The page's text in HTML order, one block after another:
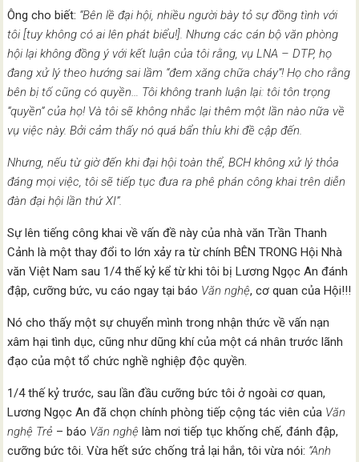
Ông cho biết: “Bên lề đại hội, nhiều người bày tỏ sự đồng tình với
tôi [tuy không có ai lên phát biểu!]. Nhưng các cán bộ văn phòng
hội lại không đồng ý với kết luận của tôi rằng, vụ LNA – DTP, họ
đang xử lý theo hướng sai lầm “đem xăng chữa cháy”! Họ cho rằng
bên bị tố cũng có quyền… Tôi không tranh luận lại: tôi tôn trọng
“quyền” của họ! Và tôi sẽ không nhắc lại thêm một lần nào nữa về
vụ việc này. Bởi cảm thấy nó quá bẩn thỉu khi đề cập đến.
Nhưng, nếu từ giờ đến khi đại hội toàn thể, BCH không xử lý thỏa
đáng mọi việc, tôi sẽ tiếp tục đưa ra phê phán công khai trên diễn
đàn đại hội lần thứ XI”.
Sự lên tiếng công khai về vấn đề này của nhà văn Trần Thanh
Cảnh là một thay đổi to lớn xảy ra từ chính BÊN TRONG Hội Nhà
văn Việt Nam sau 1/4 thế kỷ kể từ khi tôi bị Lương Ngọc An đánh
đập, cưỡng bức, vu cáo ngay tại báo Văn nghệ, cơ quan của Hội!!!
Nó cho thấy một sự chuyển mình trong nhận thức về vấn nạn
xâm hại tình dục, cũng như dũng khí của một cá nhân trước lãnh
đạo của một tổ chức nghề nghiệp độc quyền.
1/4 thế kỷ trước, sau lần đầu cưỡng bức tôi ở ngoài cơ quan,
Lương Ngọc An đã chọn chính phòng tiếp cộng tác viên của Văn
nghệ Trẻ – báo Văn nghệ làm nơi tiếp tục khống chế, đánh đập,
cưỡng bức tôi. Vừa hết sức chống trả lại hắn, tôi vừa nói: “Anh